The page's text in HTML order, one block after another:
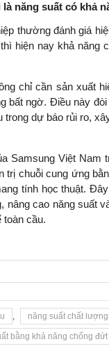
năng suất có khả
thường đánh giá
hiện nay khả năng
chỉ cần sản xuất
bất ngờ. Điều này
trong dự báo rủi ro,
Samsung Việt Nam
trị chuỗi cung ứng
tính học thuật.
nâng cao năng suất
toàn cầu.
, năng suất chất lượng
bằng khả năng chống